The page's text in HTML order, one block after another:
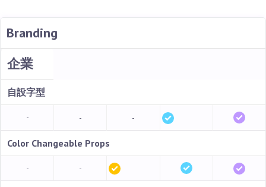
Branding
企業
自設字型
- - -
Color Changeable Props
- -